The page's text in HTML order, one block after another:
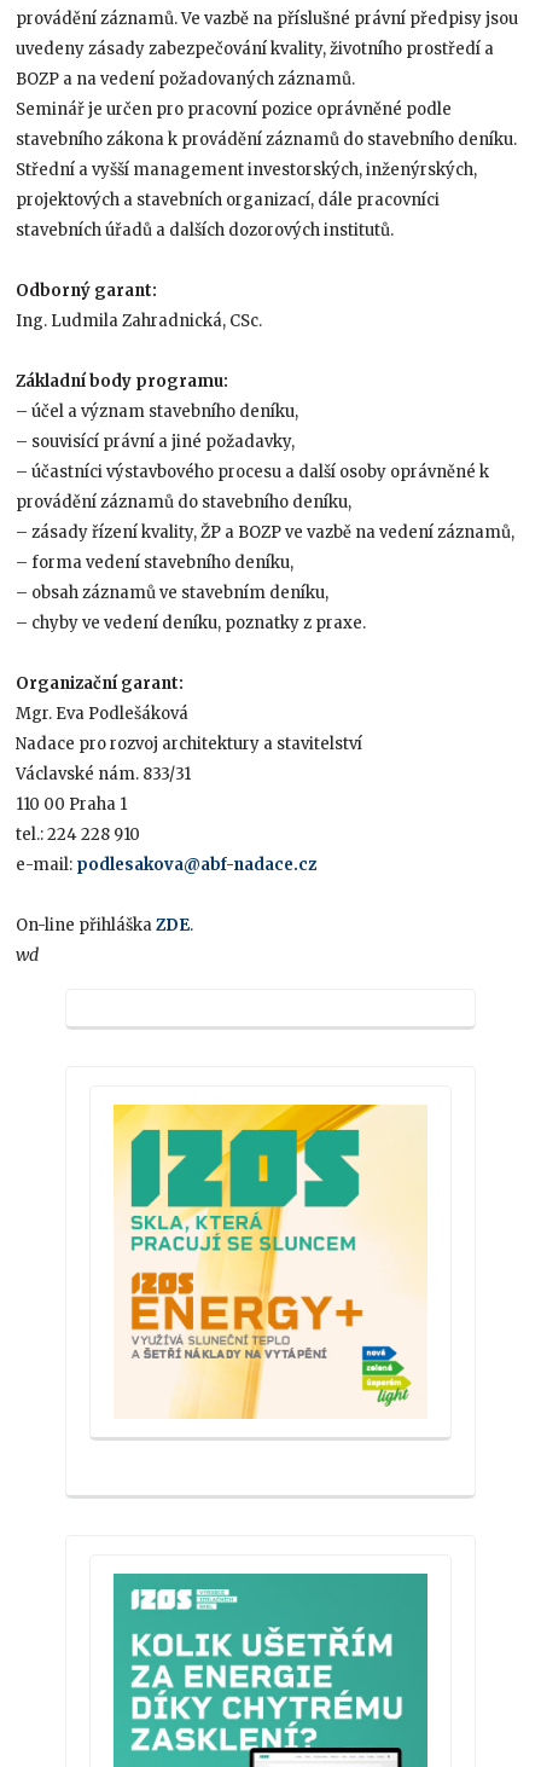
provádění záznamů. Ve vazbě na příslušné právní předpisy jsou
uvedeny zásady zabezpečování kvality, životního prostředí a
BOZP a na vedení požadovaných záznamů.
Seminář je určen pro pracovní pozice oprávněné podle
stavebního zákona k provádění záznamů do stavebního deníku.
Střední a vyšší management investorských, inženýrských,
projektových a stavebních organizací, dále pracovníci
stavebních úřadů a dalších dozorových institutů.
Odborný garant:
Ing. Ludmila Zahradnická, CSc.
Základní body programu:
– účel a význam stavebního deníku,
– souvisící právní a jiné požadavky,
– účastníci výstavbového procesu a další osoby oprávněné k
provádění záznamů do stavebního deníku,
– zásady řízení kvality, ŽP a BOZP ve vazbě na vedení záznamů,
– forma vedení stavebního deníku,
– obsah záznamů ve stavebním deníku,
– chyby ve vedení deníku, poznatky z praxe.
Organizační garant:
Mgr. Eva Podlešáková
Nadace pro rozvoj architektury a stavitelství
Václavské nám. 833/31
110 00 Praha 1
tel.: 224 228 910
e-mail: podlesakova@abf-nadace.cz
On-line přihláškaZDE.
wd